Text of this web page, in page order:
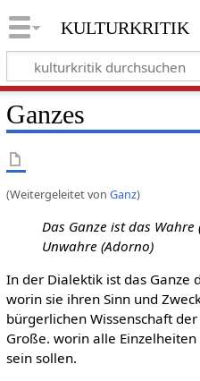
kulturkritik
Ganzes
(Weitergeleitet von Ganz)
Das Ganze ist das Wahre
Unwahre (Adorno)
In der Dialektik ist das Ganze
worin sie ihren Sinn und
bürgerlichen Wissenschaft der
Große. worin alle
sein sollen.